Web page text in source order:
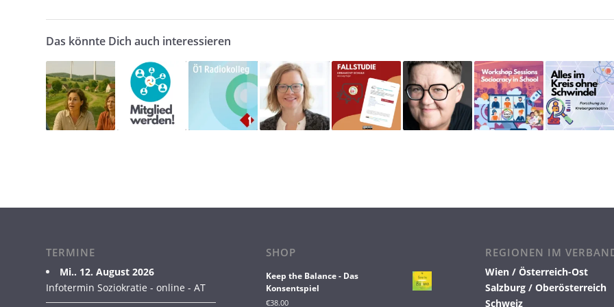
Das könnte Dich auch interessieren
TERMINE
Mi.. 12. August 2026
Infotermin Soziokratie - online - AT
SHOP
Keep the Balance - Das
Konsentspiel
€38.00
REGIONEN IM
Wien / Österreich-Ost
Salzburg / Oberösterreich
Schweiz